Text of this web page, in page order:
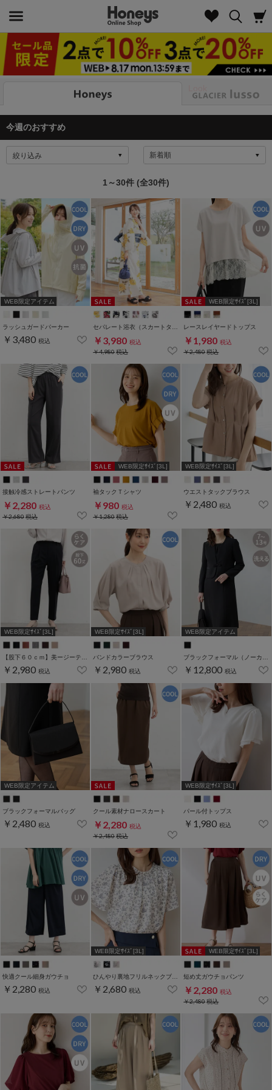
今週のおすすめ
絞り込み
1～30件 (全30件)
WEB限定アイテム
ラッシュガードパーカー
￥3,480 税込 ￥3,980 税込
￥4,980税込
WEB限定ｻｲｽﾞ[3L]
レースレイヤードトップス
￥1,980 税込
￥2,480税込
接触冷感ストレートパンツ
￥2,280 税込
￥2,680税込
WEB限定ｻｲｽﾞ[3L]
袖タックＴシャツ
￥980 税込
￥1,280税込
WEB限定ｻｲｽﾞ[3L]
ウエストタックブラウス
￥2,480 税込
WEB限定ｻｲｽﾞ[3L]
￥2,980 税込
WEB限定ｻｲｽﾞ[3L]
バンドカラーブラウス
￥2,980 税込
WEB限定アイテム
￥12,800 税込
WEB限定アイテム
ブラックフォーマルバッグ
￥2,480 税込
クール素材ナロースカート
￥2,280 税込
￥2,480税込
WEB限定ｻｲｽﾞ[3L]
パール付トップス
￥1,980 税込
快適クール細身ガウチョ
￥2,280 税込
WEB限定ｻｲｽﾞ[3L]
￥2,680 税込
WEB限定ｻｲｽﾞ[3L]
短め丈ガウチョパンツ
￥2,280 税込
￥2,480税込